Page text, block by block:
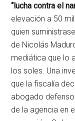
“lucha contra el
elevación a 50
quien
de Nicolás
mediática que lo
los soles. Una
que la fiscalía
abogado
de la agencia en